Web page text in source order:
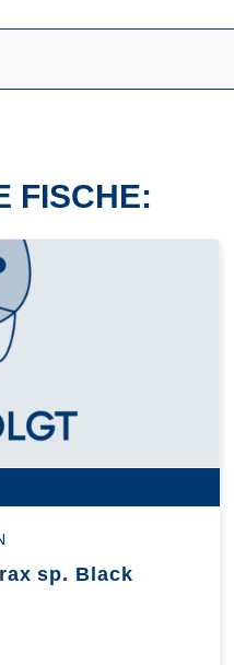
FISCHE:
sp. Black